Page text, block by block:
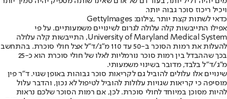
ויכיל ריכוז סוכר גבוה יותר.
כדאי לשתות קצת יותר ,צילום: GettyImages
אפילו התייבשות קלה עלולה לגרום לשינויים משמעותיים. על פי
University of Maryland Medical System, התייבשות קלה עלולה
להעלות את רמות הסוכר ב-50 עד 110 מ"ג/ד"ל אצל חולי סוכרת. בהתחשב
בכך שההבדל בין רמות סוכר נורמליות לאלו של חולי סוכרת הוא כ-25
מ"ג/ד"ל בלבד, מדובר בשינוי משמעותי.
שינויים אלו עלולים להוביל גם לקריאות סוכר גבוהות באופן שגוי. ד"ר פין
מוסיפה כי קריאות שגויות עלולות להוביל לטיפול לא נכון, והדבר עלול
להיות מסוכן במיוחד לחולי סוכרת. לכן, אם רמות הסוכר שלכם נראות